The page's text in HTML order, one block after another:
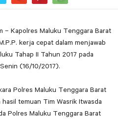
– Kapolres Maluku Tenggara Barat
kerja cepat dalam menjawab
Tahap II Tahun 2017 pada
(16/10/2017).
Polres Maluku Tenggara Barat
temuan Tim Wasrik Itwasda
Polres Maluku Tenggara Barat